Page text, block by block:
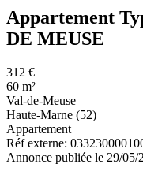
Appartement
DE MEUSE
312 €
60 m²
Val-de-Meuse
Haute-Marne (52)
Appartement
Réf externe:
Annonce publiée le 29/05/